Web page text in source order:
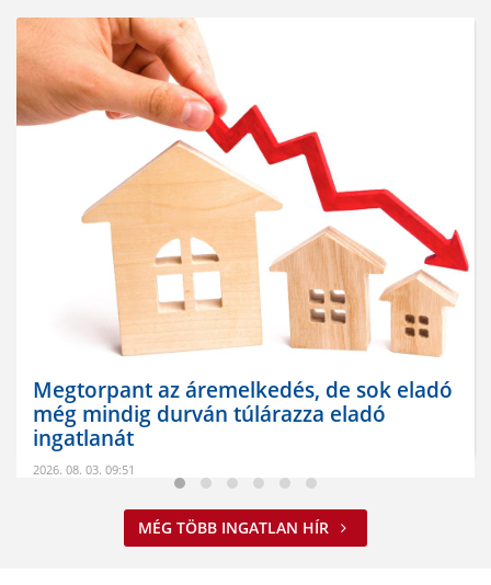
Nem spórolunk az energiával
MÉG TÖBB INGATLAN HÍR